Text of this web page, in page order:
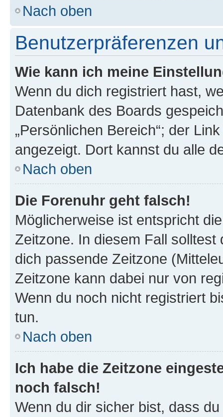
Nach oben
Benutzerpräferenzen
Wie kann ich meine
Wenn du dich registriert hast,
Datenbank des Boards
„Persönlichen Bereich“; der
angezeigt. Dort kannst du alle
Nach oben
Die Forenuhr geht falsch!
Möglicherweise ist entspricht
Zeitzone. In diesem Fall solltest
dich passende Zeitzone
Zeitzone kann dabei nur von
Wenn du noch nicht registriert
tun.
Nach oben
Ich habe die Zeitzone
noch falsch!
Wenn du dir sicher bist, dass